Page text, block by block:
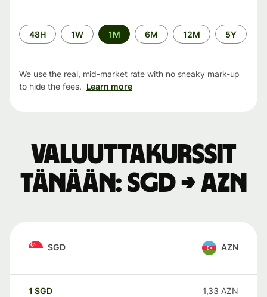
Time
period
48H 1W 1M 6M 12M 5Y
We use the real, mid-market rate with no sneaky mark-up
to hide the fees. Learn more
Valuuttakurssit
tänään: SGD → AZN
SGD AZN
1 SGD 1,33 AZN